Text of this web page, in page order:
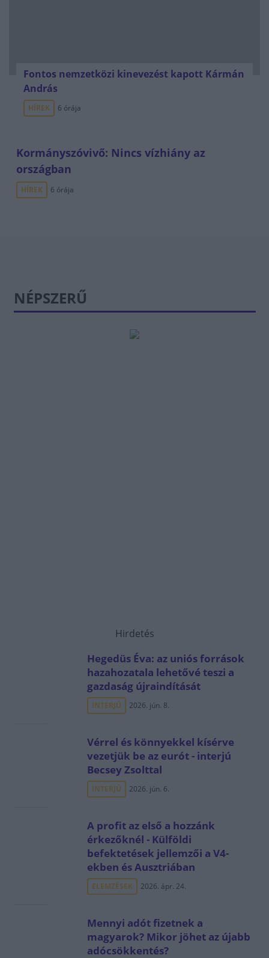
Fontos nemzetközi kinevezést kapott Kármán
András
HÍREK 6 órája
Kormányszóvivő: Nincs vízhiány az
országban
HÍREK 6 órája
NÉPSZERŰ
Hirdetés
Hegedüs Éva: az uniós források
hazahozatala lehetővé teszi a
gazdaság újraindítását
INTERJÚ 2026. jún. 8.
Vérrel és könnyekkel kísérve
vezetjük be az eurót - interjú
Becsey Zsolttal
INTERJÚ 2026. jún. 6.
A profit az első a hozzánk
érkezőknél - Külföldi
befektetések jellemzői a V4-
ekben és Ausztriában
ELEMZÉSEK 2026. ápr. 24.
Mennyi adót fizetnek a
magyarok? Mikor jöhet az újabb
adócsökkentés?